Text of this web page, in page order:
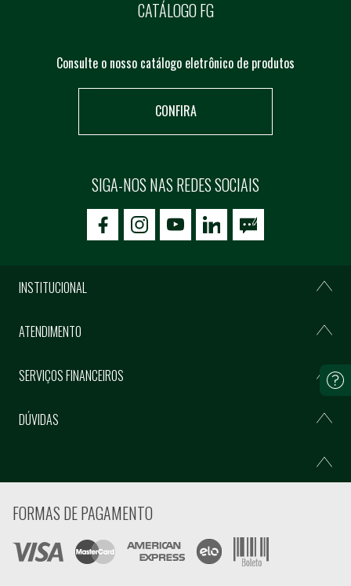
CATÁLOGO FG
Consulte o nosso catálogo eletrônico de produtos
CONFIRA
SIGA-NOS NAS REDES SOCIAIS
icon-facebookicon-social02icon-social03
INSTITUCIONAL
ATENDIMENTO
SERVIÇOS FINANCEIROS
DÚVIDAS
FORMAS DE PAGAMENTO